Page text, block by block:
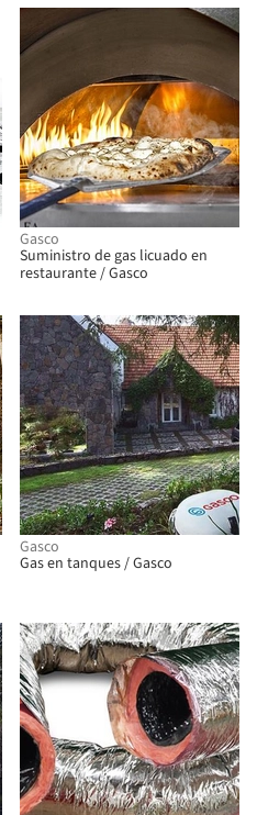
Gasco
Suministro de gas licuado en
restaurante / Gasco
Gasco
Gas en tanques / Gasco